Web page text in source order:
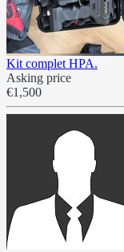
Kit complet HPA.
Asking price
€1,500